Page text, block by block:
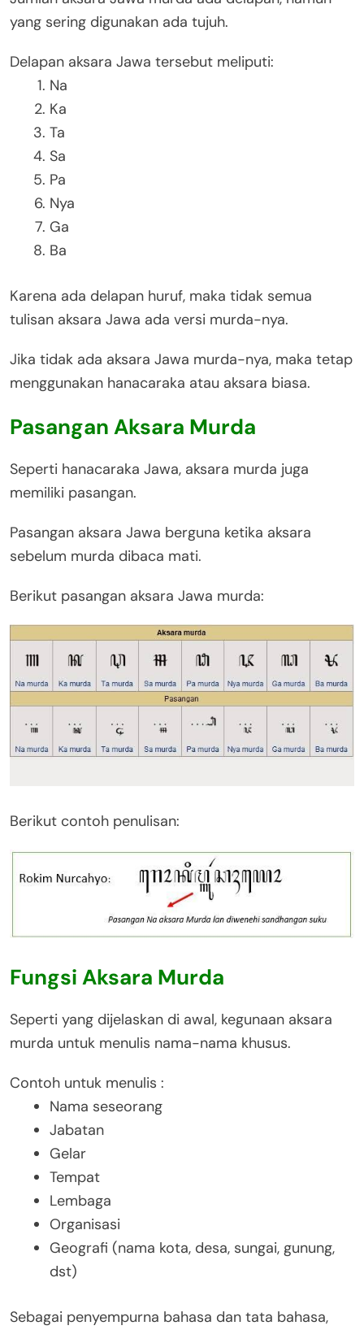
yang sering digunakan ada tujuh.
Delapan aksara Jawa tersebut meliputi:
Na
Ka
Ta
Sa
Pa
Nya
Ga
Ba
Karena ada delapan huruf, maka tidak semua
tulisan aksara Jawa ada versi murda-nya.
Jika tidak ada aksara Jawa murda-nya, maka tetap
menggunakan hanacaraka atau aksara biasa.
Pasangan Aksara Murda
Seperti hanacaraka Jawa, aksara murda juga
memiliki pasangan.
Pasangan aksara Jawa berguna ketika aksara
sebelum murda dibaca mati.
Berikut pasangan aksara Jawa murda:
Berikut contoh penulisan:
Fungsi Aksara Murda
Seperti yang dijelaskan di awal, kegunaan aksara
murda untuk menulis nama-nama khusus.
Contoh untuk menulis :
Nama seseorang
Jabatan
Gelar
Tempat
Lembaga
Organisasi
Geografi (nama kota, desa, sungai, gunung,
dst)
Sebagai penyempurna bahasa dan tata bahasa,